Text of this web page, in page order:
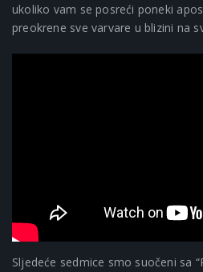
ukoliko vam se posreći poneki
preokrene sve varvare u blizini na
Sljedeće sedmice smo suočeni sa